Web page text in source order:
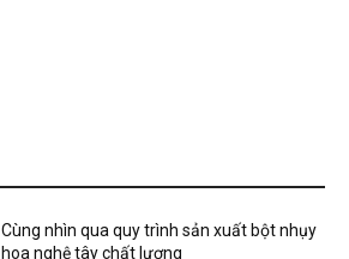
Cùng nhìn qua quy trình sản xuất bột nhụy
hoa nghệ tây chất lượng